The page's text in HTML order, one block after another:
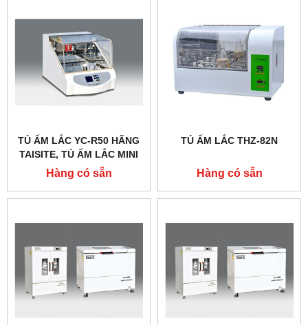
TỦ ẤM LẮC YC-R50 HÃNG
TAISITE, TỦ ẤM LẮC MINI
Hàng có sẵn
TỦ ẤM LẮC THZ-82N
Hàng có sẵn